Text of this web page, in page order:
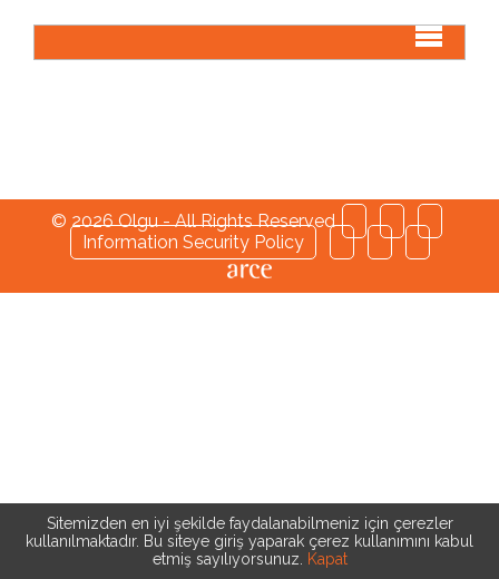
Sitemizden en iyi şekilde faydalanabilmeniz için çerezler
kullanılmaktadır. Bu siteye giriş yaparak çerez kullanımını kabul
etmiş sayılıyorsunuz.
Kapat
© 2026 Olgu - All Rights Reserved
Information Security Policy